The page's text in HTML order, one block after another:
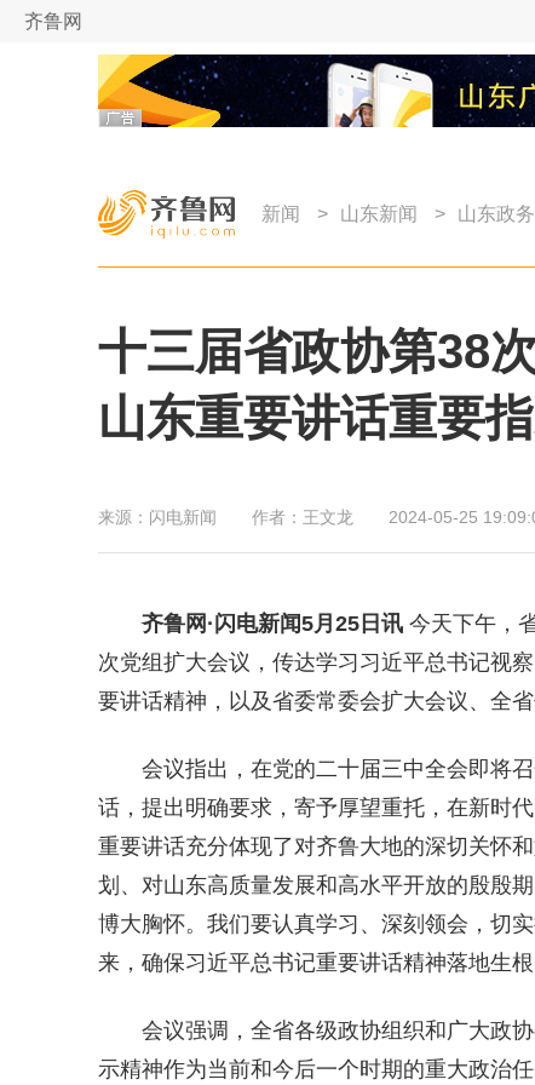
齐鲁网
新闻 > 山东新闻 > 山东政务
十三届省政协第38
山东重要讲话重要
来源： 闪电新闻 作者： 王文龙 2024-05-25
齐鲁网 ·闪电新闻5月25日讯今天下午，
次党组扩大会议，传达学习习近平总书记视
要讲话精神，以及省委常委会扩大会议、全
会议指出，在党的二十届三中全会即将
话，提出明确要求，寄予厚望重托，在新时
重要讲话充分体现了对齐鲁大地的深切关怀
划、对山东高质量发展和高水平开放的殷殷
博大胸怀。我们要认真学习、深刻领会，切
来，确保习近平总书记重要讲话精神落地生根
会议强调，全省各级政协组织和广大政
示精神作为当前和今后一个时期的重大政治